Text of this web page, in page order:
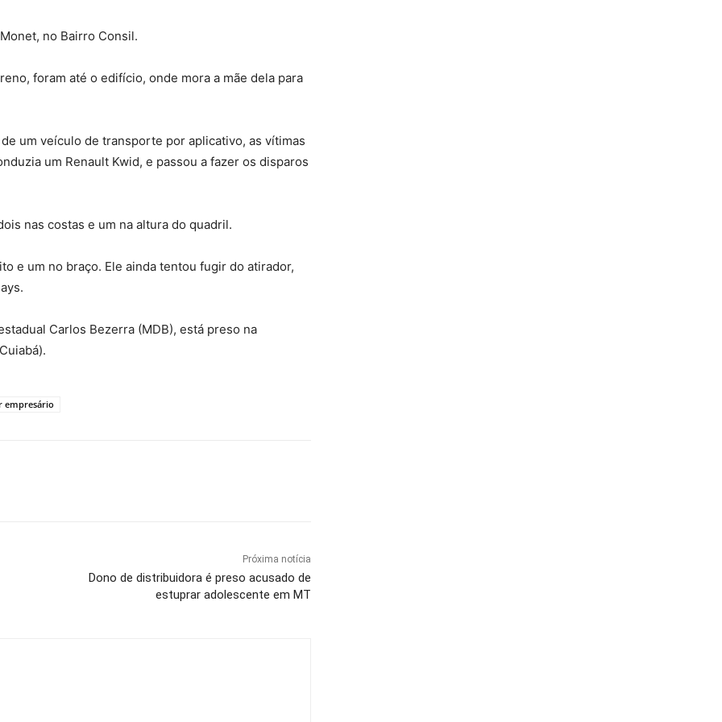
no Bairro Consil.
foram até o edifício, onde mora a mãe dela para
um veículo de transporte por aplicativo, as vítimas
um Renault Kwid, e passou a fazer os disparos
nas costas e um na altura do quadril.
e um no braço. Ele ainda tentou fugir do atirador,
Carlos Bezerra (MDB), está preso na
empresário
Próxima notícia
Dono de distribuidora é preso acusado de
estuprar adolescente em MT